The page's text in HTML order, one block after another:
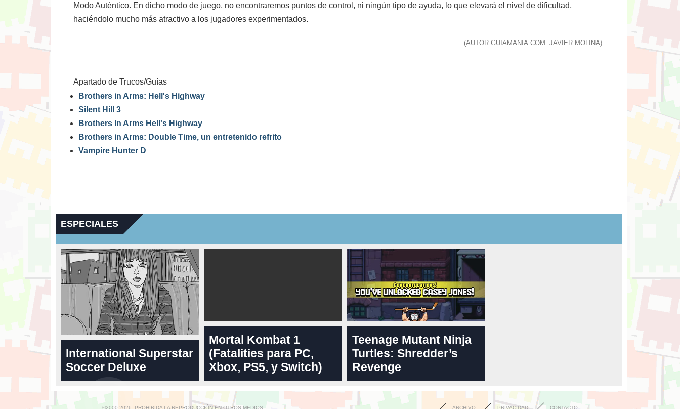
Modo Auténtico. En dicho modo de juego, no encontraremos puntos de control, ni ningún tipo de ayuda, lo que elevará el nivel de dificultad,
haciéndolo mucho más atractivo a los jugadores experimentados.
(AUTOR GUIAMANIA.COM: JAVIER MOLINA)
Apartado de Trucos/Guías
Brothers in Arms: Hell's Highway
Silent Hill 3
Brothers In Arms Hell's Highway
Brothers in Arms: Double Time, un entretenido refrito
Vampire Hunter D
ESPECIALES
International Superstar
Soccer Deluxe
Mortal Kombat 1
(Fatalities para PC,
Xbox, PS5, y Switch)
Teenage Mutant Ninja
Turtles: Shredder’s
Revenge
©2000-2026. PROHIBIDA LA REPRODUCCIÓN EN OTROS MEDIOS ARCHIVO PRIVACIDAD CONTACTO